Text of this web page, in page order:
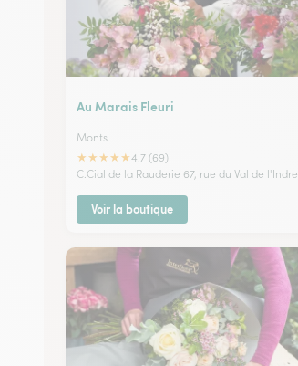
Au Marais Fleuri
Monts
★★★★★4.7 (69)
C.Cial de la Rauderie 67, rue du Val de l'Indre
Voir la boutique